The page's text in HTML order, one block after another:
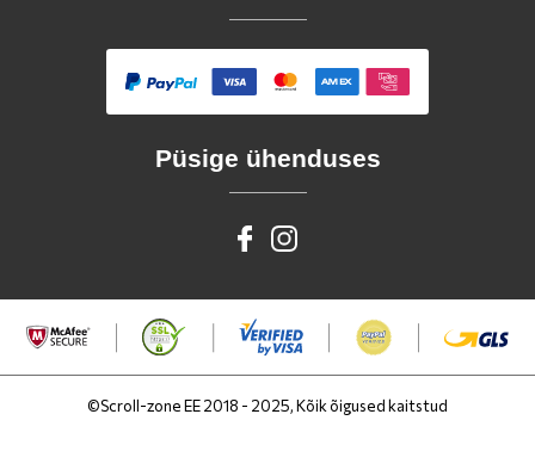
Püsige ühenduses
©Scroll-zone EE 2018 - 2025, Kõik õigused kaitstud